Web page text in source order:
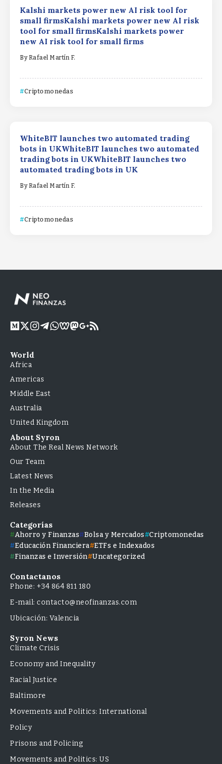
Kalshi markets power new AI risk tool for
small firmsKalshi markets power new AI risk
tool for small firmsKalshi markets power
new AI risk tool for small firms
By Rafael Martín F.
Criptomonedas
WhiteBIT launches two automated trading
bots in UKWhiteBIT launches two automated
trading bots in UKWhiteBIT launches two
automated trading bots in UK
By Rafael Martín F.
Criptomonedas
World
Africa
Americas
Middle East
Australia
United Kingdom
About Syron
About The Real News Network
Our Team
Latest News
In the Media
Releases
Categorías
Ahorro y Finanzas Bolsa y Mercados
Criptomonedas
Educación Financiera ETFs e Indexados
Finanzas e Inversión Uncategorized
Contactanos
Phone: +34 864 811 180
E-mail: contacto@neofinanzas.com
Ubicación: Valencia
Syron News
Climate Crisis
Economy and Inequality
Racial Justice
Baltimore
Movements and Politics: International
Policy
Prisons and Policing
Movements and Politics: US